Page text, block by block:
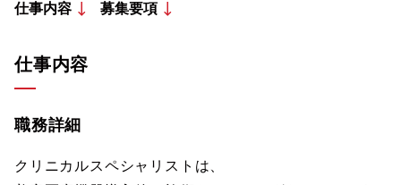
仕事内容 募集要項
仕事内容
職務詳細
クリニカルスペシャリストは、